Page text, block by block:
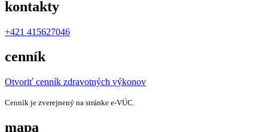
kontakty
+421 415627046
cenník
Otvoriť cenník zdravotných výkonov
Cenník je zverejnený na stránke e‑VÚC.
mapa